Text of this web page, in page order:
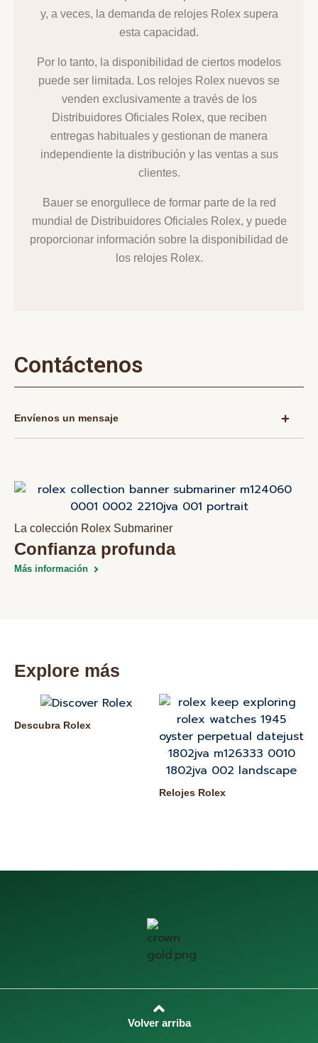
y, a veces, la demanda de relojes Rolex supera
esta capacidad.
Por lo tanto, la disponibilidad de ciertos modelos
puede ser limitada. Los relojes Rolex nuevos se
venden exclusivamente a través de los
Distribuidores Oficiales Rolex, que reciben
entregas habituales y gestionan de manera
independiente la distribución y las ventas a sus
clientes.
Bauer se enorgullece de formar parte de la red
mundial de Distribuidores Oficiales Rolex, y puede
proporcionar información sobre la disponibilidad de
los relojes Rolex.
Contáctenos
Envíenos un mensaje
La colección Rolex Submariner
Confianza profunda
Más información
Explore más
Descubra Rolex
Relojes Rolex